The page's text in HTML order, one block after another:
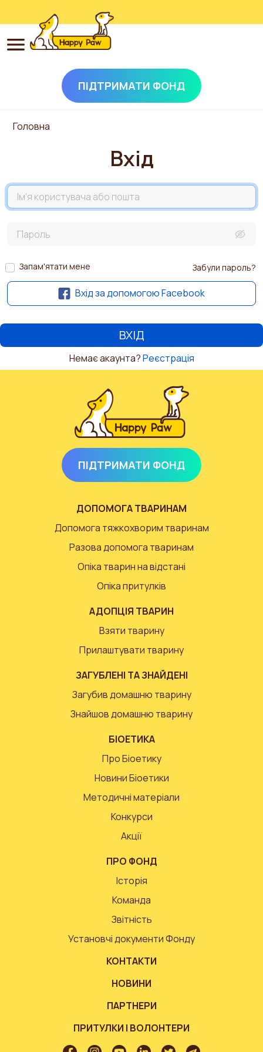
ПІДТРИМАТИ ФОНД
Головна
Вхід
Назва акаунта
Запам'ятати мене Забули пароль?
Вхід за допомогою Facebook
Немає акаунта?Реєстрація
ПІДТРИМАТИ ФОНД
ДОПОМОГА ТВАРИНАМ
Допомога тяжкохворим тваринам
Разова допомога тваринам
Опіка тварин на відстані
Опіка притулків
АДОПЦІЯ ТВАРИН
Взяти тварину
Прилаштувати тварину
ЗАГУБЛЕНІ ТА ЗНАЙДЕНІ
Загубив домашню тварину
Знайшов домашню тварину
БІОЕТИКА
Про Біоетику
Новини Біоетики
Методичні матеріали
Конкурси
Акції
ПРО ФОНД
Історія
Команда
Звітність
Установчі документи Фонду
КОНТАКТИ
НОВИНИ
ПАРТНЕРИ
ПРИТУЛКИ І ВОЛОНТЕРИ